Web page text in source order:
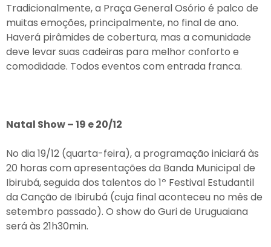
Tradicionalmente, a Praça General Osório é palco de
muitas emoções, principalmente, no final de ano.
Haverá pirâmides de cobertura, mas a comunidade
deve levar suas cadeiras para melhor conforto e
comodidade. Todos eventos com entrada franca.
Natal Show – 19 e 20/12
No dia 19/12 (quarta-feira), a programação iniciará às
20 horas com apresentações da Banda Municipal de
Ibirubá, seguida dos talentos do 1º Festival Estudantil
da Canção de Ibirubá (cuja final aconteceu no mês de
setembro passado). O show do Guri de Uruguaiana
será às 21h30min.